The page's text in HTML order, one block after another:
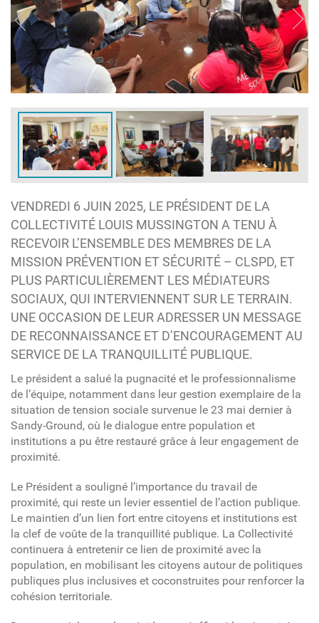
VENDREDI 6 JUIN 2025, LE PRÉSIDENT DE LA
COLLECTIVITÉ LOUIS MUSSINGTON A TENU À
RECEVOIR L’ENSEMBLE DES MEMBRES DE LA
MISSION PRÉVENTION ET SÉCURITÉ – CLSPD, ET
PLUS PARTICULIÈREMENT LES MÉDIATEURS
SOCIAUX, QUI INTERVIENNENT SUR LE TERRAIN.
UNE OCCASION DE LEUR ADRESSER UN MESSAGE
DE RECONNAISSANCE ET D’ENCOURAGEMENT AU
SERVICE DE LA TRANQUILLITÉ PUBLIQUE.
Le président a salué la pugnacité et le professionnalisme
de l’équipe, notamment dans leur gestion exemplaire de la
situation de tension sociale survenue le 23 mai dernier à
Sandy-Ground, où le dialogue entre population et
institutions a pu être restauré grâce à leur engagement de
proximité.
Le Président a souligné l’importance du travail de
proximité, qui reste un levier essentiel de l’action publique.
Le maintien d’un lien fort entre citoyens et institutions est
la clef de voûte de la tranquillité publique. La Collectivité
continuera à entretenir ce lien de proximité avec la
population, en mobilisant les citoyens autour de politiques
publiques plus inclusives et coconstruites pour renforcer la
cohésion territoriale.